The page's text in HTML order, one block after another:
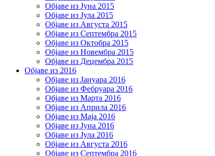
Објаве из Јуна 2015
Објаве из Јула 2015
Објаве из Августа 2015
Објаве из Септембра 2015
Објаве из Октобра 2015
Објаве из Новембра 2015
Објаве из Децембра 2015
Објаве из 2016
Објаве из Јануара 2016
Објаве из Фебруара 2016
Објаве из Марта 2016
Објаве из Априла 2016
Објаве из Маја 2016
Објаве из Јуна 2016
Објаве из Јула 2016
Објаве из Августа 2016
Објаве из Септембра 2016